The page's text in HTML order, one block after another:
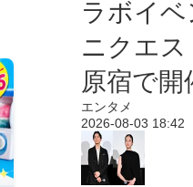
ラボイベ
ニクエス
原宿で開
エンタメ
2026-08-03 18:42